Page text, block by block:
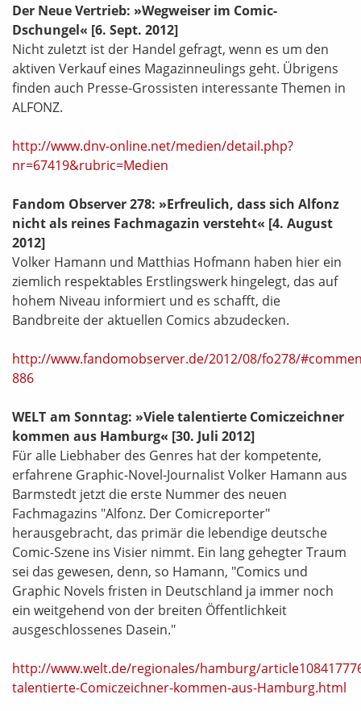
Der Neue Vertrieb: »Wegweiser im Comic-
Dschungel« [6. Sept. 2012]
Nicht zuletzt ist der Handel gefragt, wenn es um den
aktiven Verkauf eines Magazinneulings geht. Übrigens
finden auch Presse-Grossisten interessante Themen in
ALFONZ.
http://www.dnv-online.net/medien/detail.php?
nr=67419&rubric=Medien
Fandom Observer 278: »Erfreulich, dass sich Alfonz
nicht als reines Fachmagazin versteht« [4. August
2012]
Volker Hamann und Matthias Hofmann haben hier ein
ziemlich respektables Erstlingswerk hingelegt, das auf
hohem Niveau informiert und es schafft, die
Bandbreite der aktuellen Comics abzudecken.
http://www.fandomobserver.de/2012/08/fo278/
886
WELT am Sonntag: »Viele talentierte Comiczeichner
kommen aus Hamburg« [30. Juli 2012]
Für alle Liebhaber des Genres hat der kompetente,
erfahrene Graphic-Novel-Journalist Volker Hamann aus
Barmstedt jetzt die erste Nummer des neuen
Fachmagazins "Alfonz. Der Comicreporter"
herausgebracht, das primär die lebendige deutsche
Comic-Szene ins Visier nimmt. Ein lang gehegter Traum
sei das gewesen, denn, so Hamann, "Comics und
Graphic Novels fristen in Deutschland ja immer noch
ein weitgehend von der breiten Öffentlichkeit
ausgeschlossenes Dasein."
http://www.welt.de/regionales/hamburg/
talentierte-Comiczeichner-kommen-aus-Hamburg.html